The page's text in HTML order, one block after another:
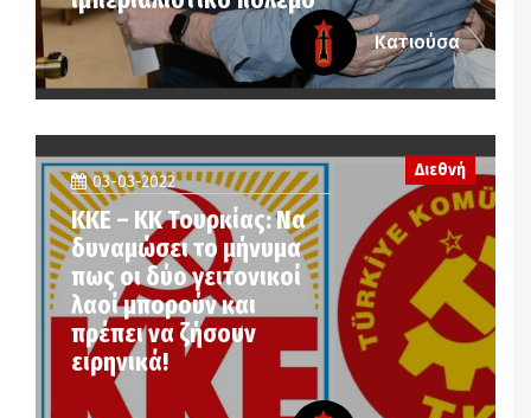
Κατιούσα
03-03-2022
ΚΚΕ – ΚΚ Τουρκίας: Nα
δυναμώσει το μήνυμα
πως oι δύο γειτονικοί
λαοί μπορούν και
πρέπει να ζήσουν
ειρηνικά!
Διεθνή